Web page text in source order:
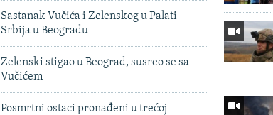
Sastanak Vučića i Zelenskog u Palati
Srbija u Beogradu
Zelenski stigao u Beograd, susreo se sa
Vučićem
Posmrtni ostaci pronađeni u trećoj